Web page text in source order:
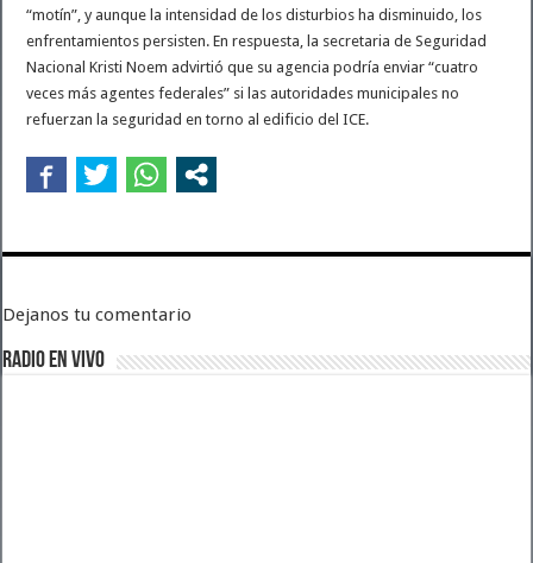
“motín”, y aunque la intensidad de los disturbios ha disminuido, los
enfrentamientos persisten. En respuesta, la secretaria de Seguridad
Nacional Kristi Noem advirtió que su agencia podría enviar “cuatro
veces más agentes federales” si las autoridades municipales no
refuerzan la seguridad en torno al edificio del ICE.
Dejanos tu comentario
RADIO EN VIVO